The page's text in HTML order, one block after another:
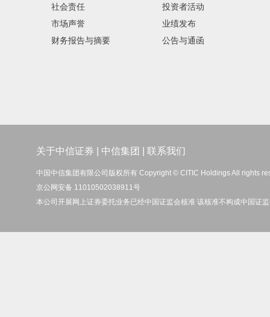
社会责任
市场声誉
财务报告与摘要
投资者活动
业绩发布
公告与通函
关于中信证券 中信集团 联系我们
中国中信集团有限公司版权所有 Copyright © CITIC Holdings All rights
京公网安备 11010502038911号
本公司开展网上证券委托业务已经中国证监会核准 该核准不构成中国证